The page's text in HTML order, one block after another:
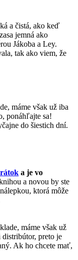
a čistá, ako keď
jemná ako
Jákoba a Ley.
tak ako viem, že
máme však už iba
ponáhľajte sa!
do šiestich dní.
a je vo
a novou by ste
ktorá môže
máme však už
distribútor, preto je
Ak ho chcete mať,